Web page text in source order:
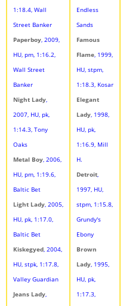
1:18.4, Wall
Street Banker
Paperboy, 2009,
HU, pm, 1:16.2,
Wall Street
Banker
Night Lady,
2007, HU, pk,
1:14.3, Tony
Oaks
Metal Boy, 2006,
HU, pm, 1:19.6,
Baltic Bet
Light Lady, 2005,
HU, pk, 1:17.0,
Baltic Bet
Kiskegyed, 2004,
HU, stpk, 1:17.8,
Valley Guardian
Jeans Lady,
Endless
Sands
Famous
Flame, 1999,
HU, stpm,
1:18.3, Kosar
Elegant
Lady, 1998,
HU, pk,
1:16.9, Mill
H.
Detroit,
1997, HU,
stpm, 1:15.8,
Grundy's
Ebony
Brown
Lady, 1995,
HU, pk,
1:17.3,